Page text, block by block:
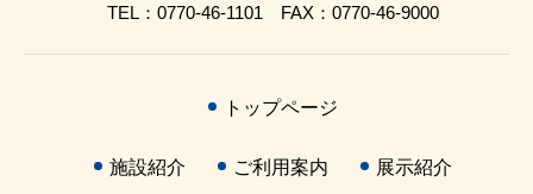
TEL：0770-46-1101 FAX：0770-46-9000
トップページ
施設紹介 ご利用案内 展示紹介